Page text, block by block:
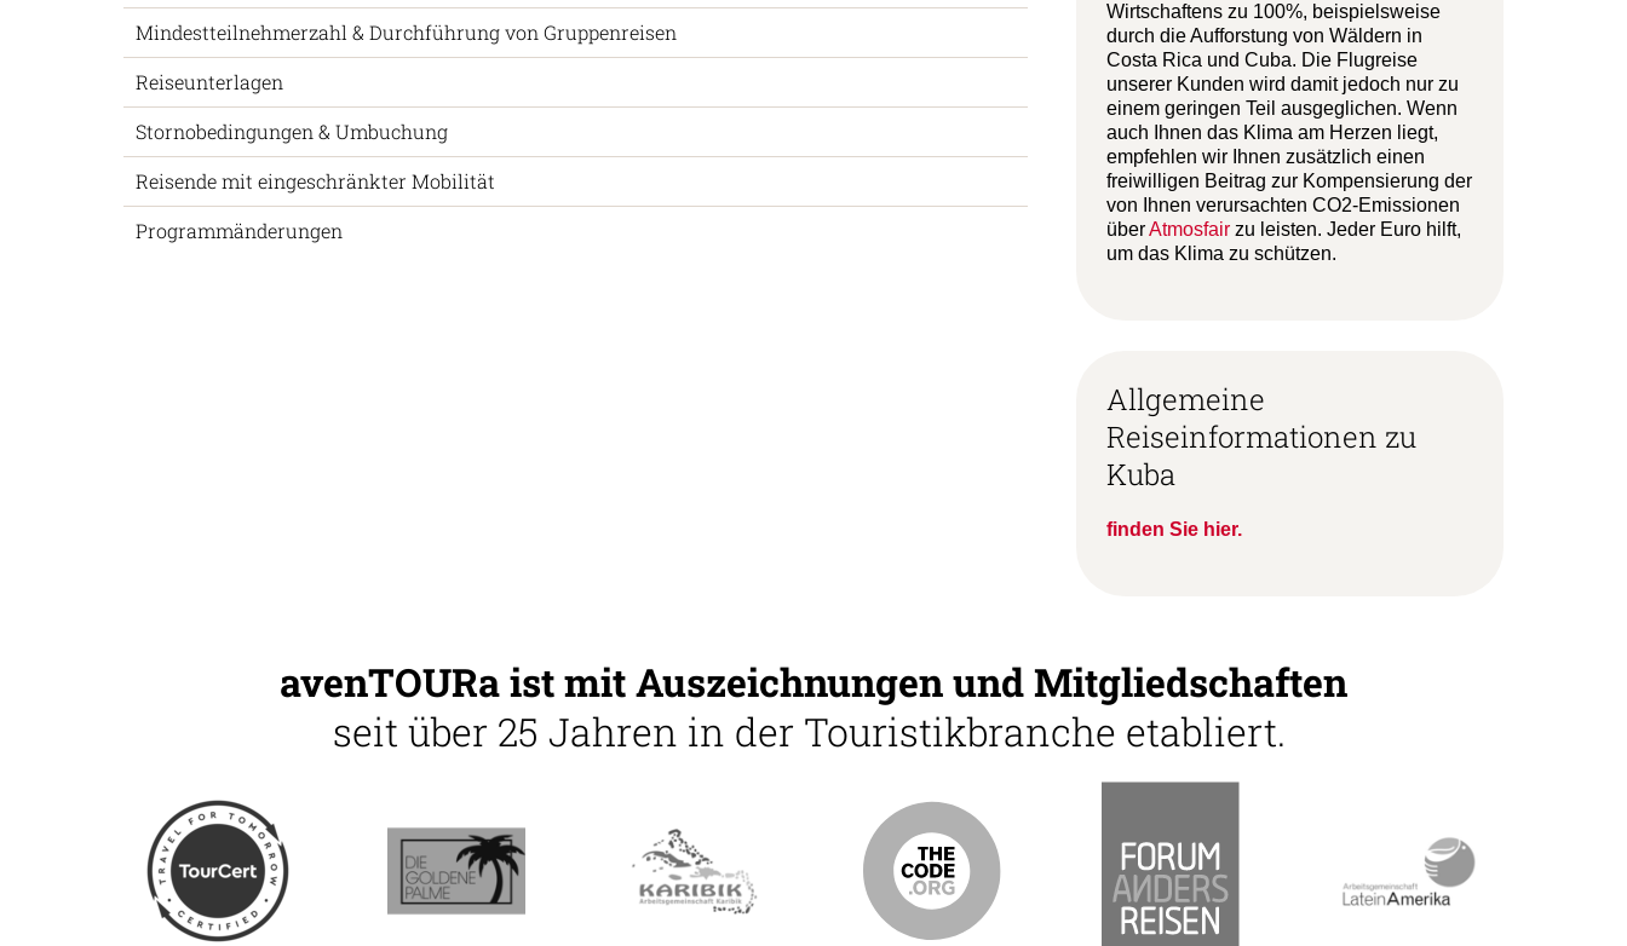
Mindestteilnehmerzahl & Durchführung von Gruppenreisen
Reiseunterlagen
Stornobedingungen & Umbuchung
Reisende mit eingeschränkter Mobilität
Programmänderungen
Wirtschaftens zu 100%, beispielsweise
durch die Aufforstung von Wäldern in
Costa Rica und Cuba. Die Flugreise
unserer Kunden wird damit jedoch nur zu
einem geringen Teil ausgeglichen. Wenn
auch Ihnen das Klima am Herzen liegt,
empfehlen wir Ihnen zusätzlich einen
freiwilligen Beitrag zur Kompensierung der
von Ihnen verursachten CO2-Emissionen
überAtmosfair zu leisten. Jeder Euro hilft,
um das Klima zu schützen.
Allgemeine
Reiseinformationen zu
Kuba
finden Sie hier.
avenTOURa ist mit Auszeichnungen und Mitgliedschaften
seit über 25 Jahren in der Touristikbranche etabliert.